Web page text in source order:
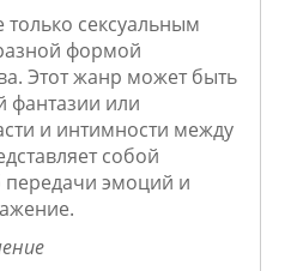
сексуальным
формой
Этот жанр может быть
фантазии или
и интимности между
собой
эмоций и